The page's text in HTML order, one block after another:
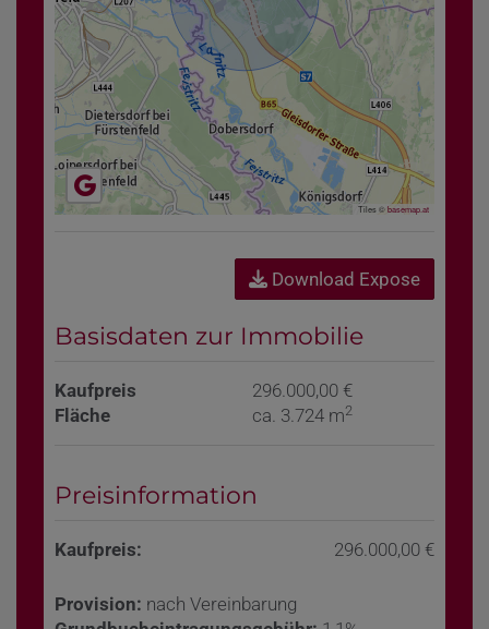
Tiles ©basemap.at
Download Expose
Basisdaten zur Immobilie
Kaufpreis
296.000,00 €
Fläche
ca. 3.724 m2
Preisinformation
Kaufpreis: 296.000,00 €
Provision: nach Vereinbarung